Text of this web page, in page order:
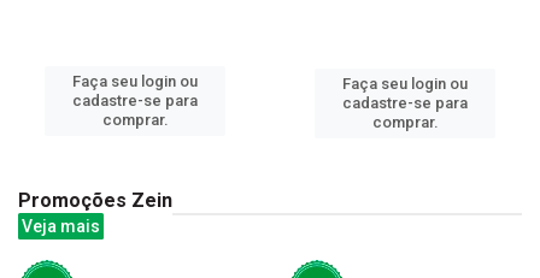
Faça seu login ou
cadastre-se para
comprar.
Faça seu login ou
cadastre-se para
comprar.
Promoções Zein
Veja mais